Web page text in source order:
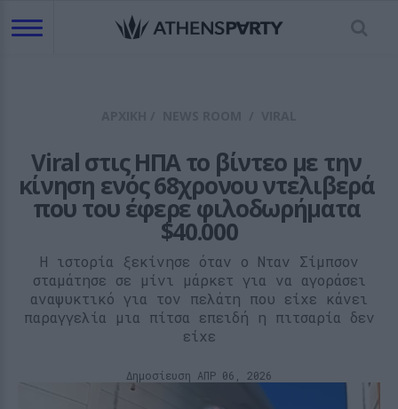
Viral στις ΗΠΑ το βίντεο με την
κίνηση ενός 68χρονου ντελιβερά
που του έφερε φιλοδωρήματα
$40.000
Η ιστορία ξεκίνησε όταν ο Νταν Σίμπσον
σταμάτησε σε μίνι μάρκετ για να αγοράσει
αναψυκτικό για τον πελάτη που είχε κάνει
παραγγελία μια πίτσα επειδή η πιτσαρία δεν
είχε
Δημοσίευση ΑΠΡ 06, 2026